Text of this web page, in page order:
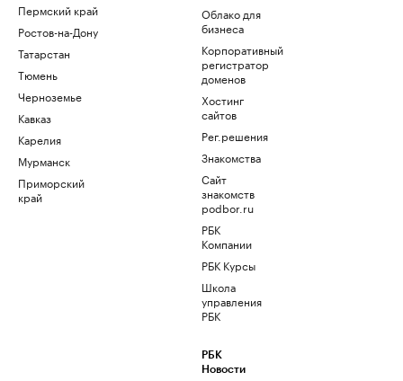
Пермский край
Ростов-на-Дону
Татарстан
Тюмень
Черноземье
Кавказ
Карелия
Мурманск
Приморский
край
Облако для
бизнеса
Корпоративный
регистратор
доменов
Хостинг
сайтов
Рег.решения
Знакомства
Сайт
знакомств
podbor.ru
РБК
Компании
РБК Курсы
Школа
управления
РБК
РБК
Новости